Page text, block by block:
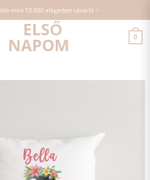
mint 10.000 elégedett vásárló ✨
0